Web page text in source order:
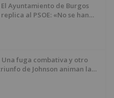
El Ayuntamiento de Burgos
replica al PSOE: «No se han
Una fuga combativa y otro
de Johnson animan la